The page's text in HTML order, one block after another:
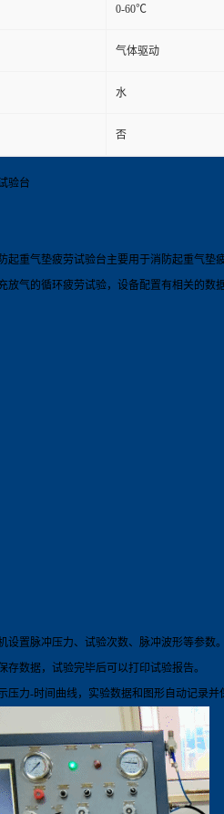
0-60℃
气体驱动
水
否
验台
起重气垫疲劳试验台主要用于消防起重气垫
放气的循环疲劳试验，设备配置有相关的数
设置脉冲压力、试验次数、脉冲波形等参数。
存数据，试验完毕后可以打印试验报告。
压力-时间曲线，实验数据和图形自动记录并